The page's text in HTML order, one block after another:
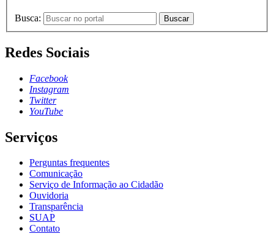
Busca: Buscar
Redes Sociais
Facebook
Instagram
Twitter
YouTube
Serviços
Perguntas frequentes
Comunicação
Serviço de Informação ao Cidadão
Ouvidoria
Transparência
SUAP
Contato